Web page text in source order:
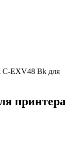
C-EXV48 Bk для
принтера